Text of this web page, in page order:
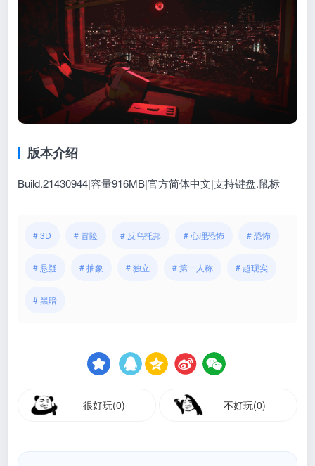
版本介绍
Build.21430944|容量916MB|官方简体中文|支持键盘.鼠标
# 3D # 冒险 # 反乌托邦 # 心理恐怖 # 恐怖
# 悬疑 # 抽象 # 独立 # 第一人称 # 超现实
# 黑暗
很好玩(0) 不好玩(0)